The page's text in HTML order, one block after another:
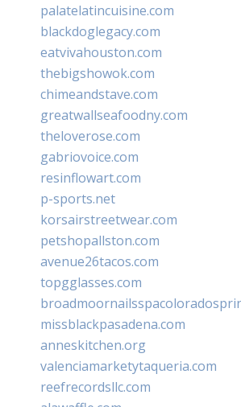
palatelatincuisine.com
blackdoglegacy.com
eatvivahouston.com
thebigshowok.com
chimeandstave.com
greatwallseafoodny.com
theloverose.com
gabriovoice.com
resinflowart.com
p-sports.net
korsairstreetwear.com
petshopallston.com
avenue26tacos.com
topgglasses.com
missblackpasadena.com
anneskitchen.org
valenciamarketytaqueria.com
reefrecordsllc.com